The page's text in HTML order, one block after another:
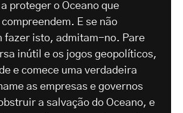
proteger o Oceano que
E se não
fazer isto, admitam-no. Pare
inútil e os jogos geopolíticos,
e comece uma verdadeira
as empresas e governos
a salvação do Oceano, e